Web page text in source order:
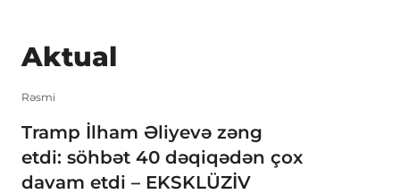
Aktual
Rəsmi
Tramp İlham Əliyevə zəng
etdi: söhbət 40 dəqiqədən çox
davam etdi – EKSKLÜZİV